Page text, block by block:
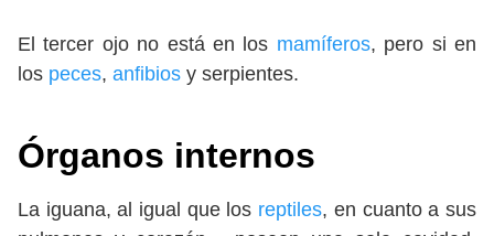
El tercer ojo no está en los mamíferos, pero si en
los peces, anfibios y serpientes.
Órganos internos
La iguana, al igual que los reptiles, en cuanto a sus